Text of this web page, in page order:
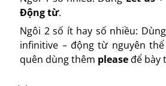
Động từ.
Ngôi 2 số ít hay số nhiều:
infinitive – động từ nguyên
quên dùng thêm pleaseđể bày